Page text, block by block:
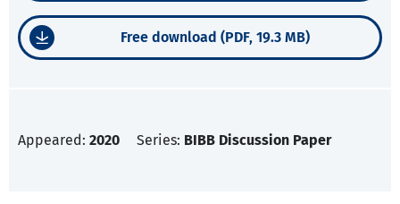
Free download (PDF, 19.3 MB)
Appeared: 2020 Series: BIBB Discussion Paper